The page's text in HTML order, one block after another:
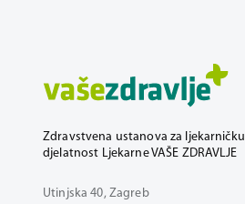
Zdravstvena ustanova za ljekarničku
djelatnost Ljekarne VAŠE ZDRAVLJE
Utinjska 40, Zagreb